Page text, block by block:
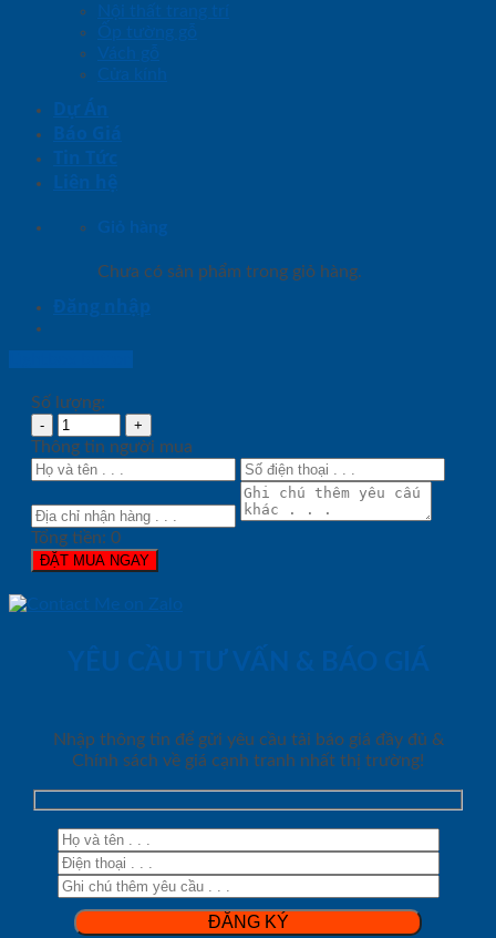
Nội thất trang trí
Ốp tường gỗ
Vách gỗ
Cửa kính
Dự Án
Báo Giá
Tin Tức
Liên hệ
Giỏ hàng
Chưa có sản phẩm trong giỏ hàng.
Đăng nhập
Số lượng:
Thông tin người mua
Tổng tiền: 0
ĐẶT MUA NGAY
YÊU CẦU TƯ VẤN & BÁO GIÁ
Nhập thông tin để gửi yêu cầu tải báo giá đầy đủ &
Chính sách về giá cạnh tranh nhất thị trường!